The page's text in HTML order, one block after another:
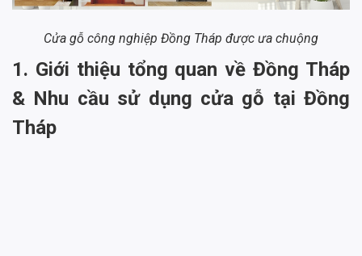
Cửa gỗ công nghiệp Đồng Tháp được ưa chuộng
1. Giới thiệu tổng quan về Đồng Tháp
& Nhu cầu sử dụng cửa gỗ tại Đồng
Tháp